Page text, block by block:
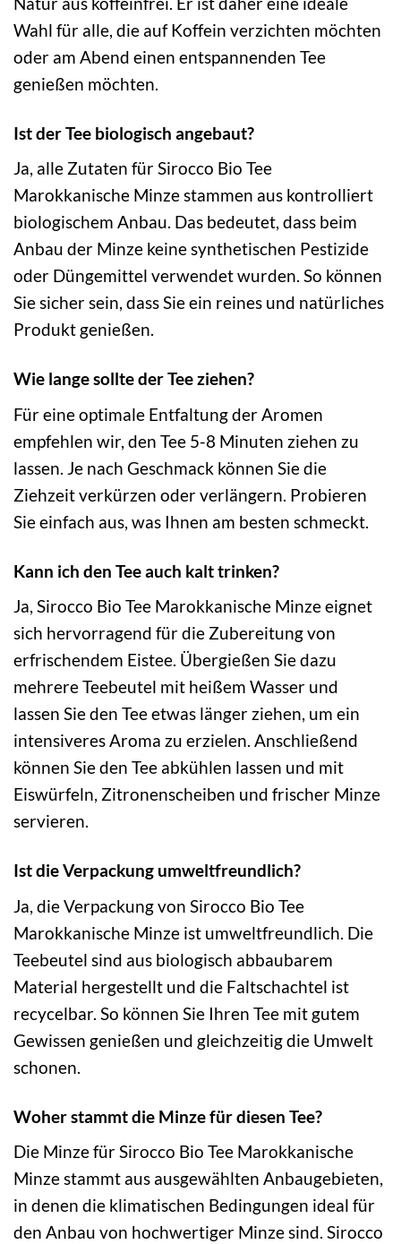
Wahl für alle, die auf Koffein verzichten möchten
oder am Abend einen entspannenden Tee
genießen möchten.
Ist der Tee biologisch angebaut?
Ja, alle Zutaten für Sirocco Bio Tee
Marokkanische Minze stammen aus kontrolliert
biologischem Anbau. Das bedeutet, dass beim
Anbau der Minze keine synthetischen Pestizide
oder Düngemittel verwendet wurden. So können
Sie sicher sein, dass Sie ein reines und natürliches
Produkt genießen.
Wie lange sollte der Tee ziehen?
Für eine optimale Entfaltung der Aromen
empfehlen wir, den Tee 5-8 Minuten ziehen zu
lassen. Je nach Geschmack können Sie die
Ziehzeit verkürzen oder verlängern. Probieren
Sie einfach aus, was Ihnen am besten schmeckt.
Kann ich den Tee auch kalt trinken?
Ja, Sirocco Bio Tee Marokkanische Minze eignet
sich hervorragend für die Zubereitung von
erfrischendem Eistee. Übergießen Sie dazu
mehrere Teebeutel mit heißem Wasser und
lassen Sie den Tee etwas länger ziehen, um ein
intensiveres Aroma zu erzielen. Anschließend
können Sie den Tee abkühlen lassen und mit
Eiswürfeln, Zitronenscheiben und frischer Minze
servieren.
Ist die Verpackung umweltfreundlich?
Ja, die Verpackung von Sirocco Bio Tee
Marokkanische Minze ist umweltfreundlich. Die
Teebeutel sind aus biologisch abbaubarem
Material hergestellt und die Faltschachtel ist
recycelbar. So können Sie Ihren Tee mit gutem
Gewissen genießen und gleichzeitig die Umwelt
schonen.
Woher stammt die Minze für diesen Tee?
Die Minze für Sirocco Bio Tee Marokkanische
Minze stammt aus ausgewählten Anbaugebieten,
in denen die klimatischen Bedingungen ideal für
den Anbau von hochwertiger Minze sind. Sirocco